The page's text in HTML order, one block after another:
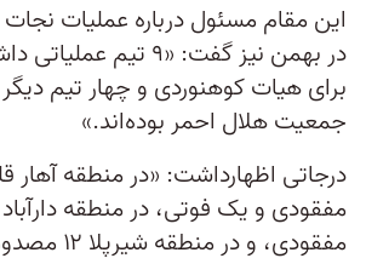
این مقام مسئول درباره عملیات نجات
در بهمن نیز گفت: «۹
برای هیات کوهنوردی و چهار تیم دیگر
جمعیت هلال احمر بوده‌اند.»
درجاتی اظهارداشت: «در منطقه
مفقودی، و در منطقه شیرپلا ۱۲ مصدوم داشتیم.»